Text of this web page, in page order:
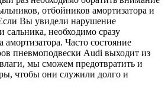
отбойников амортизатора и
Вы увидели нарушение
сальника, необходимо сразу
амортизатора. Часто состояние
пневмоподвески Audi выходит из
мы сможем предотвратить и
чтобы они служили долго и